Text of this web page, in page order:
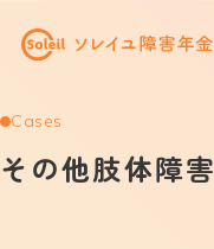
Cases
その他肢体障害